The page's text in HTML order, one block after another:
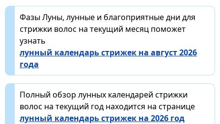
Фазы Луны, лунные и благоприятные дни для
стрижки волос на текущий месяц поможет
узнать
лунный календарь стрижек на август 2026
года
Полный обзор лунных календарей стрижки
волос на текущий год находится на странице
лунный календарь стрижек на 2026 год